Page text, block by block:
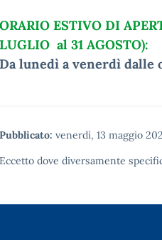
ORARIO ESTIVO DI
LUGLIO al 31 AGOSTO):
Da lunedì a venerdì dalle
Pubblicato: venerdì, 13 maggio
Eccetto dove diversamente